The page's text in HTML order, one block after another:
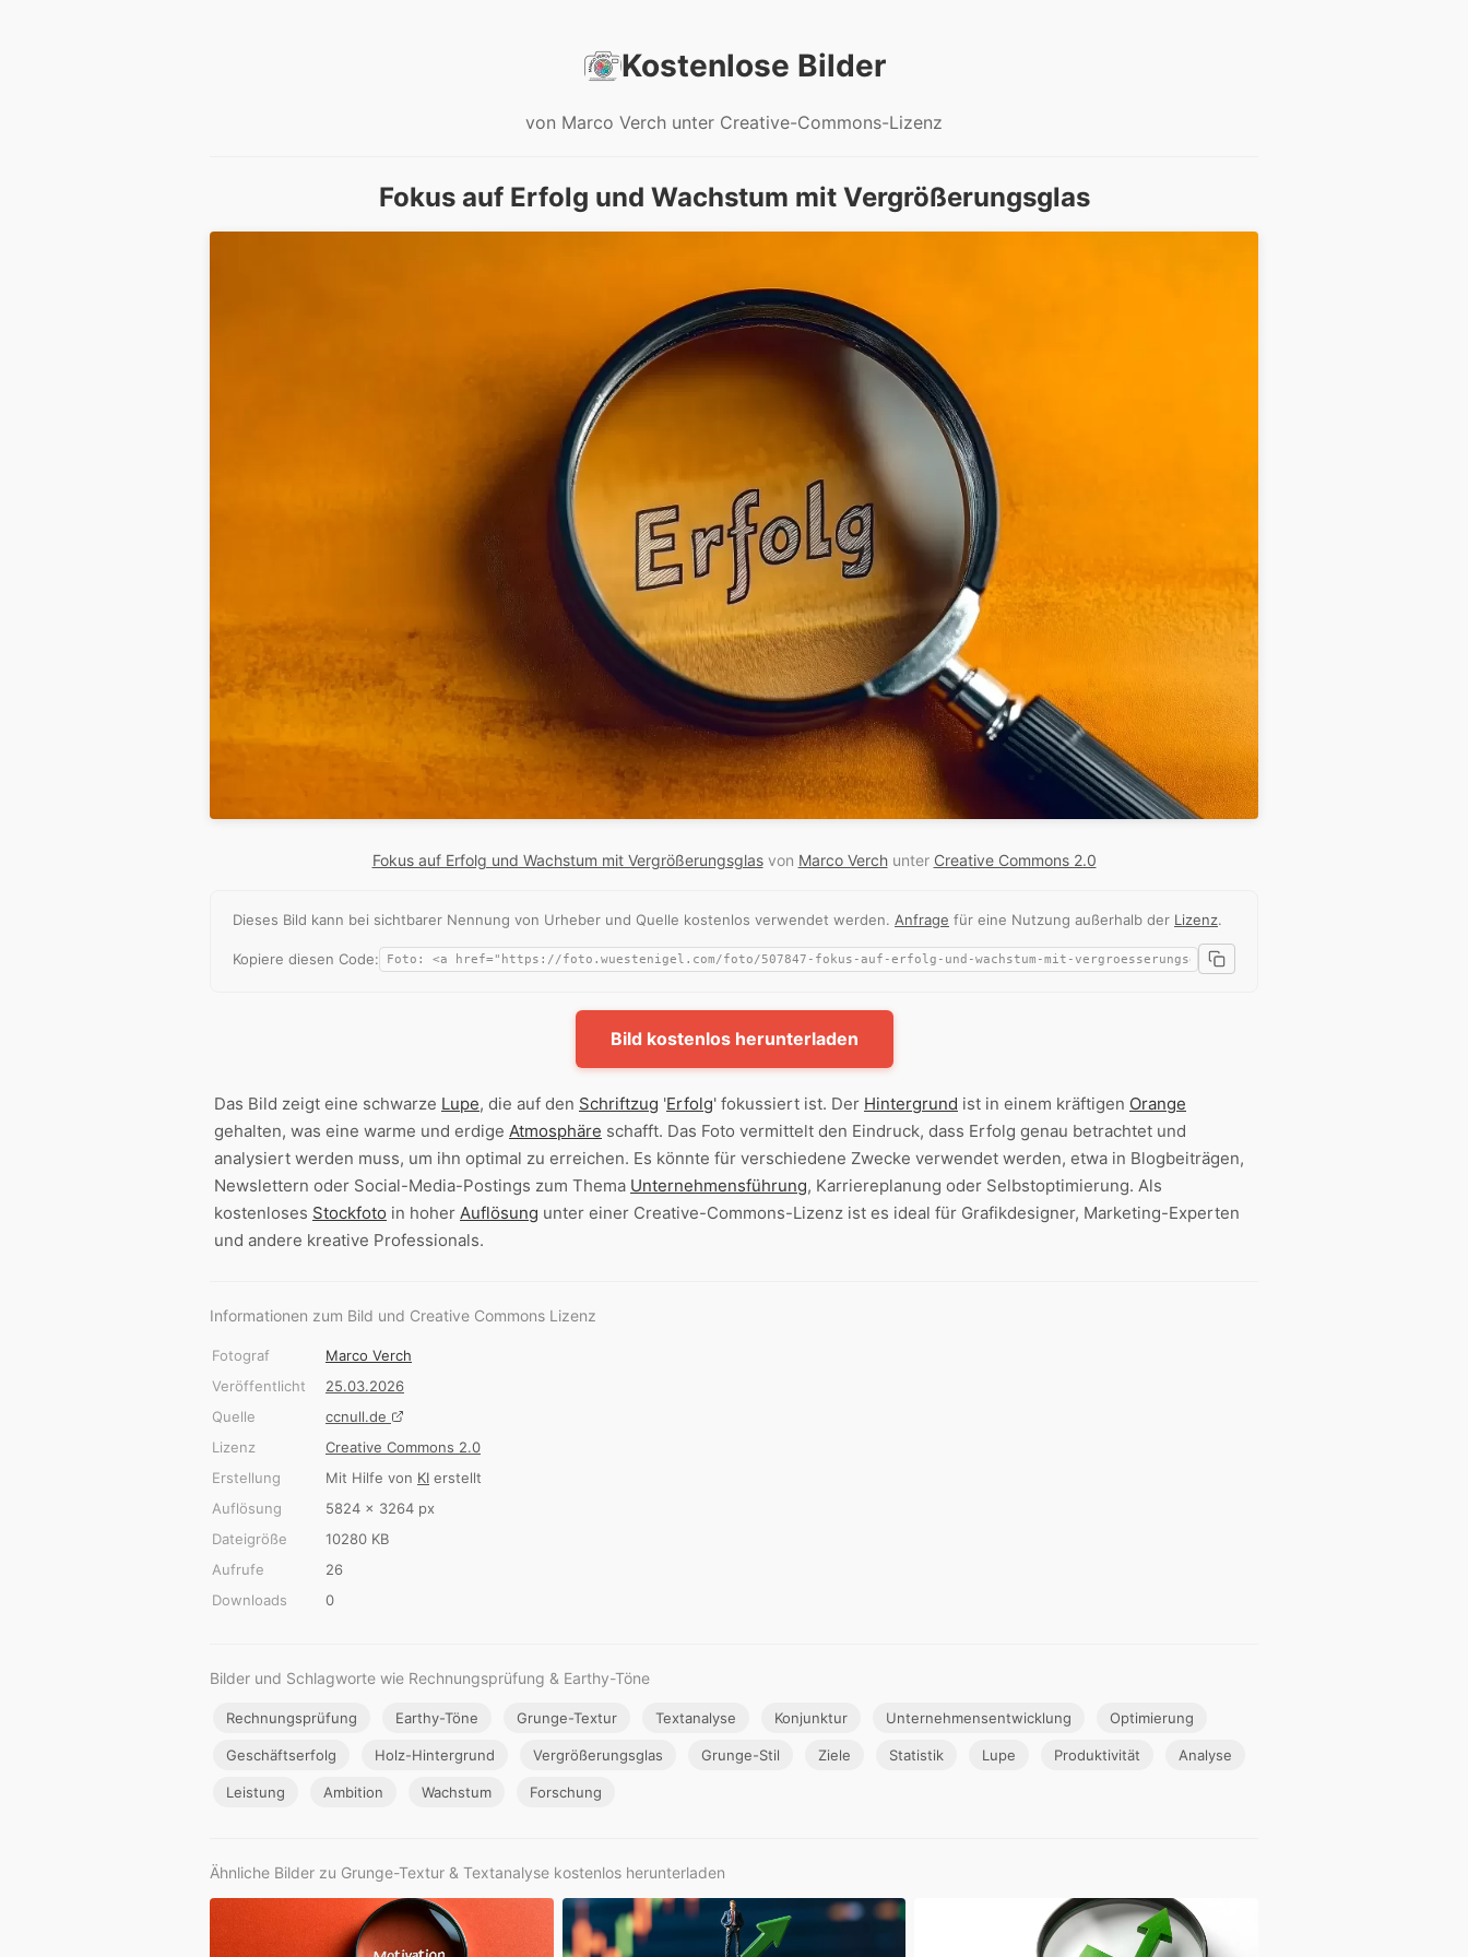
Kostenlose Bilder
von Marco Verch unter Creative-Commons-Lizenz
Fokus auf Erfolg und Wachstum mit Vergrößerungsglas
Fokus auf Erfolg und Wachstum mit Vergrößerungsglasvon Marco Verchunter Creative Commons 2.0
Dieses Bild kann bei sichtbarer Nennung von Urheber und Quelle kostenlos verwendet werden. Anfrage für eine Nutzung außerhalb der Lizenz.
Kopiere diesen Code:
Bild kostenlos herunterladen
Das Bild zeigt eine schwarze Lupe, die auf den Schriftzug 'Erfolg' fokussiert ist. Der Hintergrund ist in einem kräftigen Orange
gehalten, was eine warme und erdige Atmosphäre schafft. Das Foto vermittelt den Eindruck, dass Erfolg genau betrachtet und
analysiert werden muss, um ihn optimal zu erreichen. Es könnte für verschiedene Zwecke verwendet werden, etwa in Blogbeiträgen,
Newslettern oder Social-Media-Postings zum Thema Unternehmensführung, Karriereplanung oder Selbstoptimierung. Als
kostenloses Stockfoto in hoher Auflösung unter einer Creative-Commons-Lizenz ist es ideal für Grafikdesigner, Marketing-Experten
und andere kreative Professionals.
Informationen zum Bild und Creative Commons Lizenz
Fotograf
Marco Verch
Veröffentlicht
25.03.2026
Quelle
ccnull.de
Lizenz
Creative Commons 2.0
Erstellung
Mit Hilfe von KI erstellt
Auflösung
5824 × 3264 px
Dateigröße
10280 KB
Aufrufe
26
Downloads
0
Bilder und Schlagworte wie Rechnungsprüfung & Earthy-Töne
Rechnungsprüfung Earthy-Töne Grunge-Textur Textanalyse Konjunktur Unternehmensentwicklung Optimierung
Geschäftserfolg Holz-Hintergrund Vergrößerungsglas Grunge-Stil Ziele Statistik Lupe Produktivität Analyse
Leistung Ambition Wachstum Forschung
Ähnliche Bilder zu Grunge-Textur & Textanalyse kostenlos herunterladen